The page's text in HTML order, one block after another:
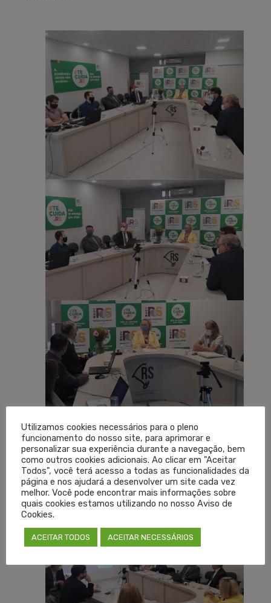
Utilizamos cookies necessários para o pleno
funcionamento do nosso site, para aprimorar e
personalizar sua experiência durante a navegação, bem
como outros cookies adicionais. Ao clicar em "Aceitar
Todos", você terá acesso a todas as funcionalidades da
página e nos ajudará a desenvolver um site cada vez
melhor. Você pode encontrar mais informações sobre
quais cookies estamos utilizando no nosso Aviso de
Cookies.
ACEITAR TODOS ACEITAR NECESSÁRIOS